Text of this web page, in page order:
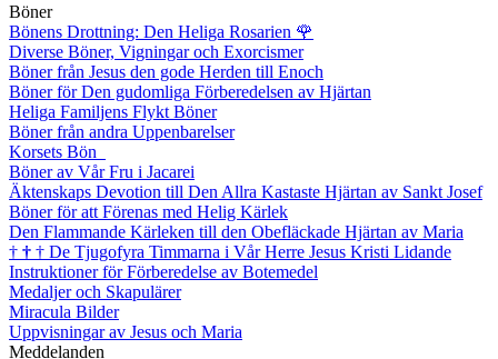
Böner
Bönens Drottning: Den Heliga Rosarien 🌹
Diverse Böner, Vigningar och Exorcismer
Böner från Jesus den gode Herden till Enoch
Böner för Den gudomliga Förberedelsen av Hjärtan
Heliga Familjens Flykt Böner
Böner från andra Uppenbarelser
Korsets Bön
Böner av Vår Fru i Jacarei
Äktenskaps Devotion till Den Allra Kastaste Hjärtan av Sankt Josef
Böner för att Förenas med Helig Kärlek
Den Flammande Kärleken till den Obefläckade Hjärtan av Maria
† † † De Tjugofyra Timmarna i Vår Herre Jesus Kristi Lidande
Instruktioner för Förberedelse av Botemedel
Medaljer och Skapulärer
Miracula Bilder
Uppvisningar av Jesus och Maria
Meddelanden